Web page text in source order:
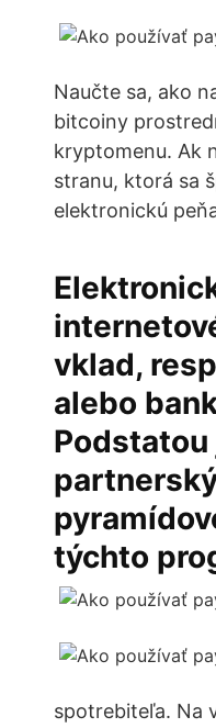
Naučte sa, ako
bitcoiny
kryptomenu. Ak
stranu, ktorá sa
elektronickú
vklad,
alebo
týchto
spotrebiteľa. Na